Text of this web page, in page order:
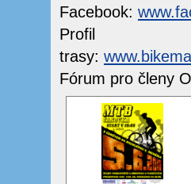
Facebook:
Profil
trasy:
Fórum pro členy